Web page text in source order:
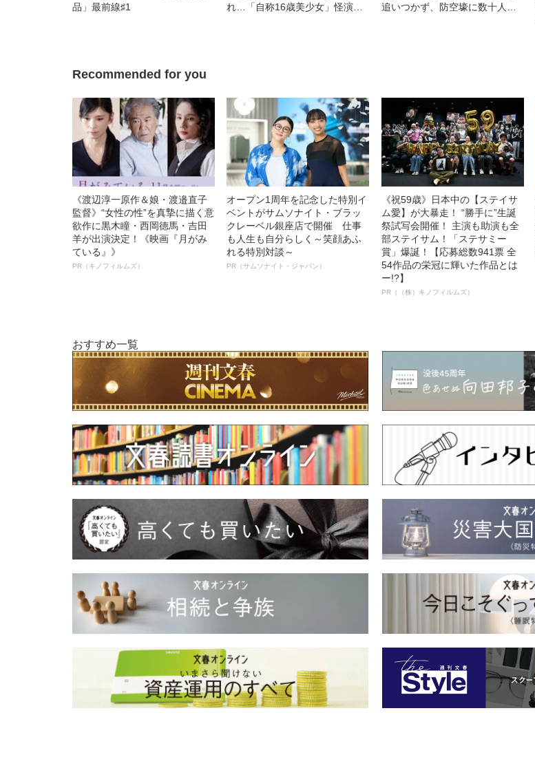
品」最前線♯1
れ…「自称16歳美少女」怪演
追いつかず、防空壕に数十人
Recommended for you
《渡辺淳一原作＆娘・渡邉直子
監督》“女性の性”を真摯に描く意
欲作に黒木瞳・西岡德馬・吉田
羊が出演決定！《映画『月がみ
ている』》
PR（キノフィルムズ）
オープン1周年を記念した特別イ
ベントがサムソナイト・ブラッ
クレーベル銀座店で開催 仕事
も人生も自分らしく～笑顔あふ
れる特別対談～
PR（サムソナイト・ジャパン）
《祝59歳》日本中の【ステイサ
ム愛】が大暴走！ “勝手に”生誕
祭試写会開催！ 主演も助演も全
部ステイサム！「ステサミー
賞」爆誕！【応募総数941票 全
54作品の栄冠に輝いた作品とは
ー!?】
PR（（株）キノフィルムズ）
おすすめ一覧